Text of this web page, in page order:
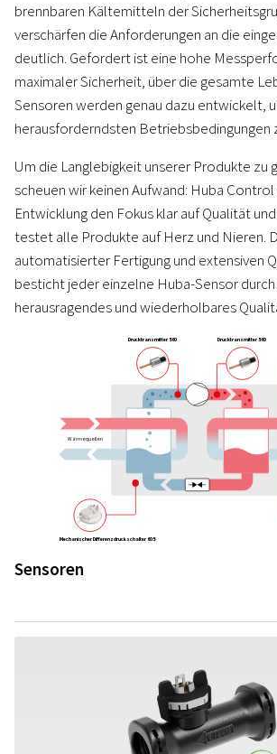
brennbaren Kältemitteln der
verschärfen die Anforderungen an die
deutlich. Gefordert ist eine hohe
maximaler Sicherheit, über die gesamte
Sensoren werden genau dazu entwickelt,
herausforderndsten Betriebsbedingungen
Um die Langlebigkeit unserer Produkte zu
scheuen wir keinen Aufwand: Huba
Entwicklung den Fokus klar auf Qualität
testet alle Produkte auf Herz und Nieren.
automatisierter Fertigung und extensiven
besticht jeder einzelne Huba-Sensor durch
herausragendes und wiederholbares
Mechanischer Differenzdruckschalter 605
Drucktransmitter 560 Drucktransmitter 560
Wärmequellen
Sensoren